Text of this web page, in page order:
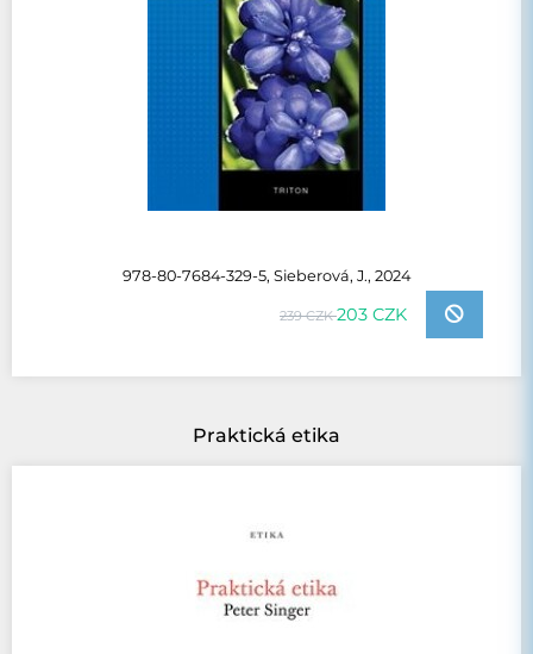
978-80-7684-329-5, Sieberová, J., 2024
239 CZK203 CZK
Praktická etika